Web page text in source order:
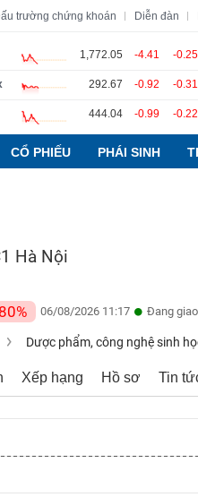
trường chứng khoán Diễn đàn
1,772.05 -4.41 -
292.67 -0.92 -
444.04 -0.99 -
CỔ PHIẾU PHÁI SINH
Hà Nội
06/08/2026 11:17 Đang
Dược phẩm, công nghệ sinh
Xếp hạng Hồ sơ Tin
Lãnh đạo